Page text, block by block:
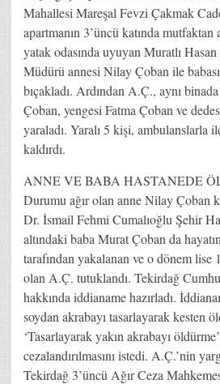
Mahallesi Mareşal Fevzi Çakmak
apartmanın 3’üncü katında mutfaktan
yatak odasında uyuyan Muratlı
Müdürü annesi Nilay Çoban ile
bıçakladı. Ardından A.Ç., aynı
Çoban, yengesi Fatma Çoban ve
yaraladı. Yaralı 5 kişi, ambulanslarla
kaldırdı.
ANNE VE BABA HASTANEDE
Durumu ağır olan anne Nilay Çoban
Dr. İsmail Fehmi Cumalıoğlu Şehir
altındaki baba Murat Çoban da
tarafından yakalanan ve o dönem lise
olan A.Ç. tutuklandı. Tekirdağ
hakkında iddianame hazırladı.
soydan akrabayı tasarlayarak kesten
‘Tasarlayarak yakın akrabayı
cezalandırılmasını istedi. A.Ç.’nin
Tekirdağ 3’üncü Ağır Ceza